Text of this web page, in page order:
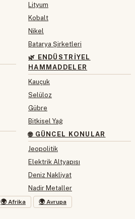
Lityum
Kobalt
Nikel
Batarya Şirketleri
🌿 ENDÜSTRIYEL
HAMMADDELER
Kauçuk
Selüloz
Gübre
Bitkisel Yağ
🌐 GÜNCEL KONULAR
Jeopolitik
Elektrik Altyapısı
Deniz Nakliyat
Nadir Metaller
🌍 Afrika 🌍 Avrupa